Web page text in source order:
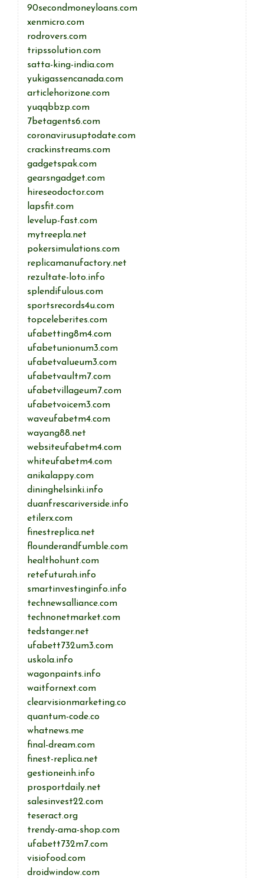
90secondmoneyloans.com
xenmicro.com
rodrovers.com
tripssolution.com
satta-king-india.com
yukigassencanada.com
articlehorizone.com
yuqqbbzp.com
7betagents6.com
coronavirusuptodate.com
crackinstreams.com
gadgetspak.com
gearsngadget.com
hireseodoctor.com
lapsfit.com
levelup-fast.com
mytreepla.net
pokersimulations.com
replicamanufactory.net
rezultate-loto.info
splendifulous.com
sportsrecords4u.com
topceleberites.com
ufabetting8m4.com
ufabetunionum3.com
ufabetvalueum3.com
ufabetvaultm7.com
ufabetvillageum7.com
ufabetvoicem3.com
waveufabetm4.com
wayang88.net
websiteufabetm4.com
whiteufabetm4.com
anikalappy.com
dininghelsinki.info
duanfrescariverside.info
etilerx.com
finestreplica.net
flounderandfumble.com
healthohunt.com
retefuturah.info
smartinvestinginfo.info
technewsalliance.com
technonetmarket.com
tedstanger.net
ufabett732um3.com
uskola.info
wagonpaints.info
waitfornext.com
clearvisionmarketing.co
quantum-code.co
whatnews.me
final-dream.com
finest-replica.net
gestioneinh.info
prosportdaily.net
salesinvest22.com
teseract.org
trendy-ama-shop.com
ufabett732m7.com
visiofood.com
droidwindow.com